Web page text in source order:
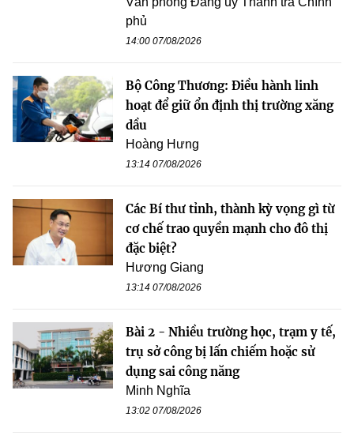
phủ
14:00 07/08/2026
Bộ Công Thương: Điều hành linh
hoạt để giữ ổn định thị trường xăng
dầu
Hoàng Hưng
13:14 07/08/2026
Các Bí thư tỉnh, thành kỳ vọng gì từ
cơ chế trao quyền mạnh cho đô thị
đặc biệt?
Hương Giang
13:14 07/08/2026
Bài 2 - Nhiều trường học, trạm y tế,
trụ sở công bị lấn chiếm hoặc sử
dụng sai công năng
Minh Nghĩa
13:02 07/08/2026